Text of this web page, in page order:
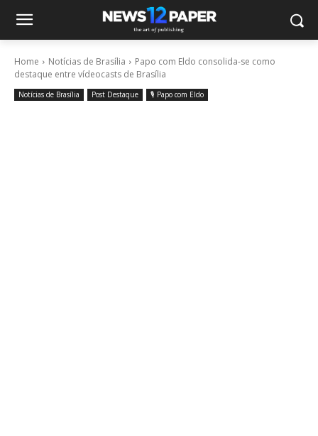
Home Notícias de Brasília
Papo com Eldo consolida-se como
destaque entre vídeocasts de Brasília
Notícias de Brasília Post Destaque 🎙️ Papo com Eldo